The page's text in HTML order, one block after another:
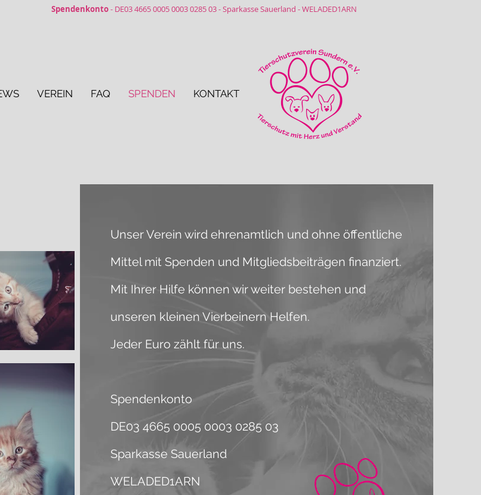
Spendenkonto- DE03 4665 0005 0003 0285 03 - Sparkasse Sauerland - WELADED1ARN
VEREIN FAQ SPENDEN KONTAKT
Unser Verein wird ehrenamtlich und ohne öffentliche
Mittel mit Spenden und Mitgliedsbeiträgen finanziert.
Mit Ihrer Hilfe können wir weiter bestehen und
unseren kleinen Vierbeinern Helfen.
Jeder Euro zählt für uns.
Spendenkonto
DE03 4665 0005 0003 0285 03
Sparkasse Sauerland
WELADED1ARN